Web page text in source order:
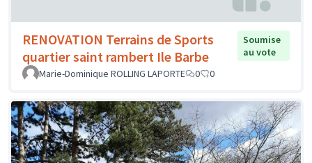
RENOVATION Terrains de Sports
quartier saint rambert Ile Barbe
Soumise
au vote
Marie-Dominique ROLLING LAPORTE
0 0